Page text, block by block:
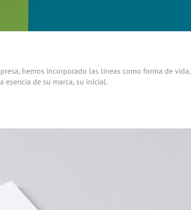
hemos incorporado las líneas como forma de vida,
esencia de su marca, su inicial.